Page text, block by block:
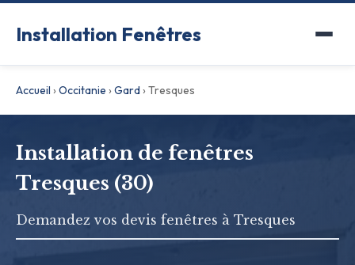
Installation Fenêtres
Accueil ›Occitanie ›Gard›Tresques
Installation de fenêtres
Tresques (30)
Demandez vos devis fenêtres à Tresques